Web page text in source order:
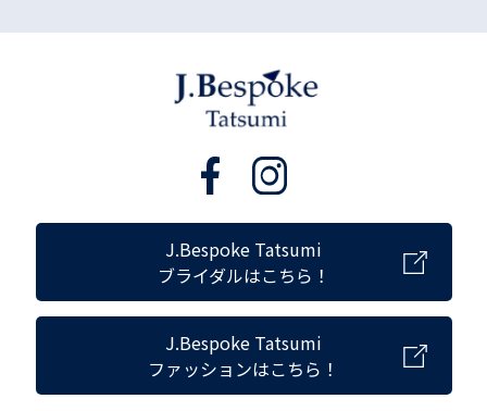
J.Bespoke Tatsumi
ブライダルはこちら！
J.Bespoke Tatsumi
ファッションはこちら！